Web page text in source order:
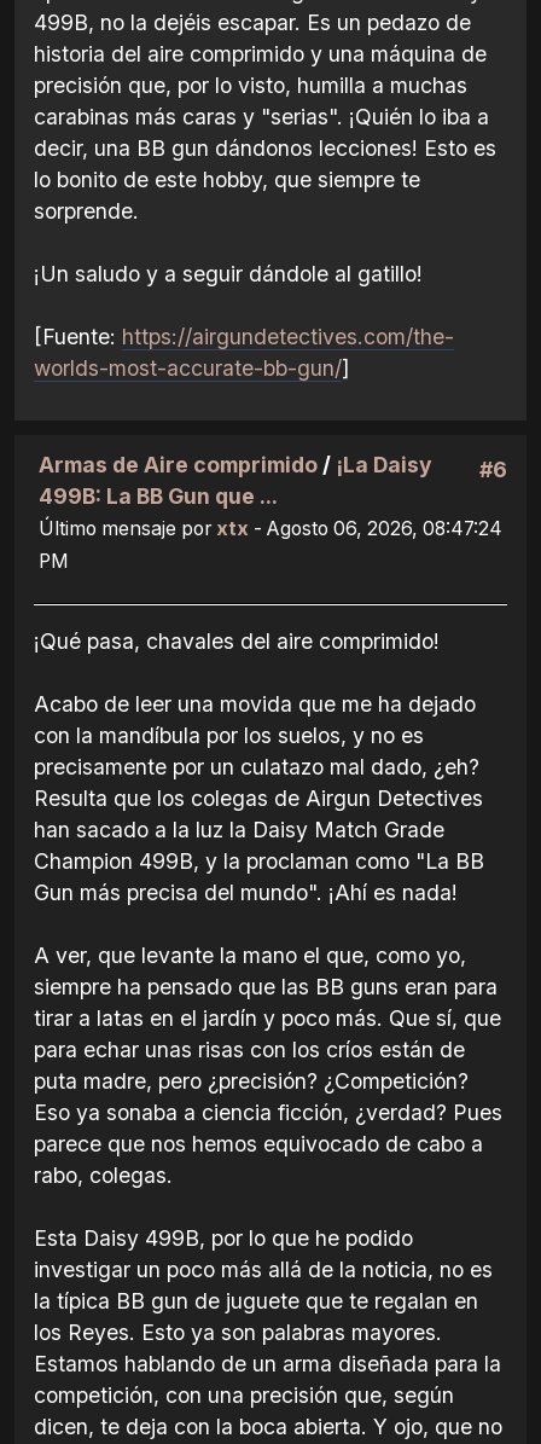
499B, no la dejéis escapar. Es un pedazo de
historia del aire comprimido y una máquina de
precisión que, por lo visto, humilla a muchas
carabinas más caras y "serias". ¡Quién lo iba a
decir, una BB gun dándonos lecciones! Esto es
lo bonito de este hobby, que siempre te
sorprende.
¡Un saludo y a seguir dándole al gatillo!
[Fuente: https://airgundetectives.com/the-
worlds-most-accurate-bb-gun/]
#6
Armas de Aire comprimido / ¡La Daisy
499B: La BB Gun que ...
Último mensaje por xtx - Agosto 06, 2026, 08:47:24
PM
¡Qué pasa, chavales del aire comprimido!
Acabo de leer una movida que me ha dejado
con la mandíbula por los suelos, y no es
precisamente por un culatazo mal dado, ¿eh?
Resulta que los colegas de Airgun Detectives
han sacado a la luz la Daisy Match Grade
Champion 499B, y la proclaman como "La BB
Gun más precisa del mundo". ¡Ahí es nada!
A ver, que levante la mano el que, como yo,
siempre ha pensado que las BB guns eran para
tirar a latas en el jardín y poco más. Que sí, que
para echar unas risas con los críos están de
puta madre, pero ¿precisión? ¿Competición?
Eso ya sonaba a ciencia ficción, ¿verdad? Pues
parece que nos hemos equivocado de cabo a
rabo, colegas.
Esta Daisy 499B, por lo que he podido
investigar un poco más allá de la noticia, no es
la típica BB gun de juguete que te regalan en
los Reyes. Esto ya son palabras mayores.
Estamos hablando de un arma diseñada para la
competición, con una precisión que, según
dicen, te deja con la boca abierta. Y ojo, que no